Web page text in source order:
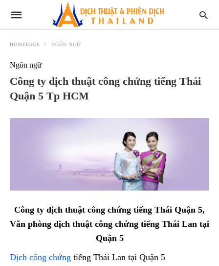
HOMEPAGE NGÔN NGỮ
Ngôn ngữ
Công ty dịch thuật công chứng tiếng Thái
Quận 5 Tp HCM
Công ty dịch thuật công chứng tiếng Thái Quận 5,
Văn phòng dịch thuật công chứng tiếng Thái Lan tại
Quận 5
Dịch công chứng tiếng Thái Lan tại Quận 5